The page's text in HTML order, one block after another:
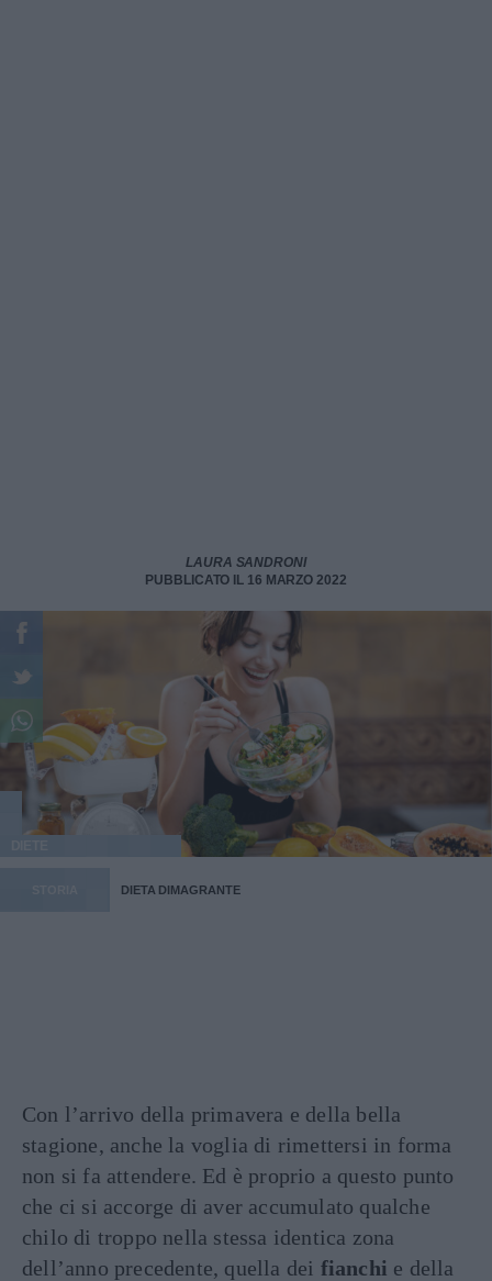
LAURA SANDRONI
PUBBLICATO IL 16 MARZO 2022
DIETA DIMAGRANTE
Con l’arrivo della primavera e della bella
stagione, anche la voglia di rimettersi in forma
non si fa attendere. Ed è proprio a questo punto
che ci si accorge di aver accumulato qualche
chilo di troppo nella stessa identica zona
dell’anno precedente, quella dei fianchi e della